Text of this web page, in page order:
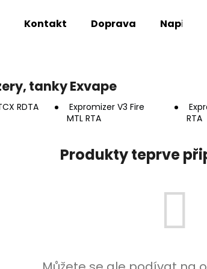
Kontakt Doprava Napište
tanky Exvape
RDTA
Expromizer V3 Fire
MTL RTA
RTA
Produkty teprve
najít?
HLEDAT